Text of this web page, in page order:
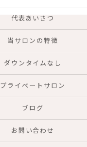
代表あいさつ
当サロンの特徴
ダウンタイムなし
プライベートサロン
ブログ
お問い合わせ